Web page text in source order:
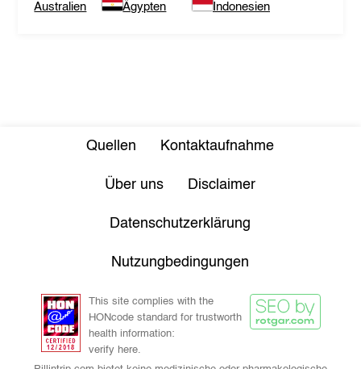
Australien
Ägypten
Indonesien
Quellen Kontaktaufnahme
Über uns Disclaimer
Datenschutzerklärung
Nutzungbedingungen
This site complies with the
HONcode standard for trustworth
health information:
verify here.